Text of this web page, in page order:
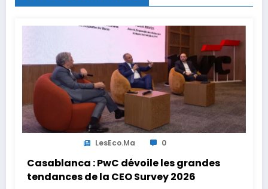
LesEco.ma 0
Casablanca : PwC dévoile les grandes
tendances de la CEO Survey 2026